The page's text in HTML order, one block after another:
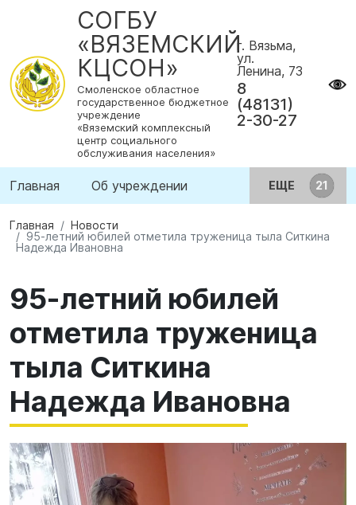
СОГБУ
«ВЯЗЕМСКИЙ
КЦСОН»
Смоленское областное
государственное бюджетное
учреждение
«Вяземский комплексный
центр социального
обслуживания населения»
г. Вязьма,
ул.
Ленина, 73
8
(48131)
2-30-27
Главная Об учреждении ЕЩЕ
Главная
Новости
95-летний юбилей отметила труженица тыла Ситкина
Надежда Ивановна
95-летний юбилей
отметила труженица
тыла Ситкина
Надежда Ивановна